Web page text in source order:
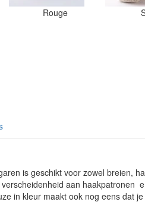
Rouge
is geschikt voor zowel breien,
aan haakpatronen
in kleur maakt ook nog eens dat